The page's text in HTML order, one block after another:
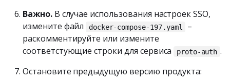
Важно.В случае использования настроек SSO,
измените файл
docker-compose-197.yaml
–
раскомментируйте или измените
соответстующие строки для сервиса
proto-auth .
Остановите предыдущую версию продукта: